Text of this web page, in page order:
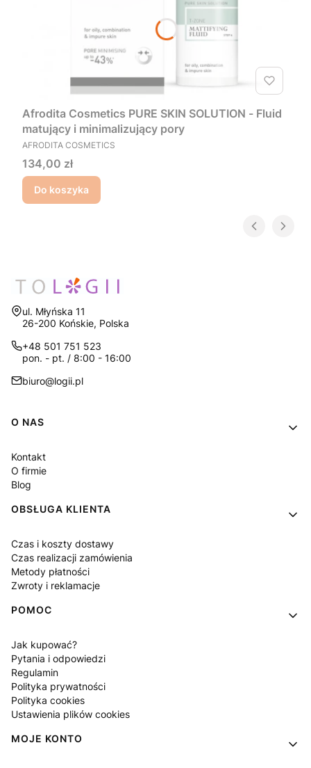
Afrodita Cosmetics PURE SKIN SOLUTION - Fluid
matujący i minimalizujący pory
PRODUCENT
AFRODITA COSMETICS
Cena
134,00 zł
Do koszyka
Adres:
ul. Młyńska 11
26-200 Końskie, Polska
+48 501 751 523
pon. - pt. / 8:00 - 16:00
biuro@logii.pl
Linki w stopce
O NAS
Kontakt
O firmie
Blog
OBSŁUGA KLIENTA
Czas i koszty dostawy
Czas realizacji zamówienia
Metody płatności
Zwroty i reklamacje
POMOC
Jak kupować?
Pytania i odpowiedzi
Regulamin
Polityka prywatności
Polityka cookies
Ustawienia plików cookies
MOJE KONTO